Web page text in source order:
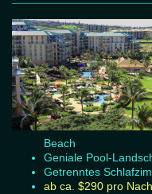
Beach
Geniale Pool-
Getrenntes
ab ca. $290 pro